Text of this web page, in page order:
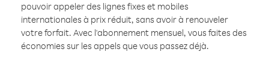
pouvoir appeler des lignes fixes et mobiles
internationales à prix réduit, sans avoir à renouveler
votre forfait. Avec l'abonnement mensuel, vous faites des
économies sur les appels que vous passez déjà.